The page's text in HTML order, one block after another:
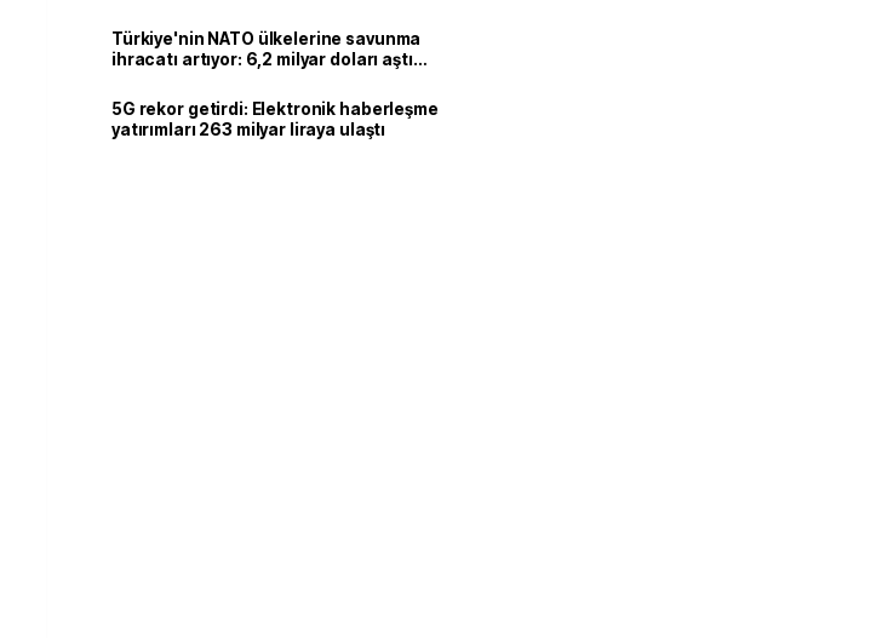
Türkiye'nin NATO ülkelerine savunma
ihracatı artıyor: 6,2 milyar doları aştı
5G rekor getirdi: Elektronik haberleşme
yatırımları 263 milyar liraya ulaştı